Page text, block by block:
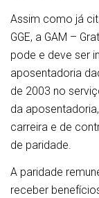
Assim como já
GGE, a GAM –
pode e deve ser
aposentadoria
de 2003 no
da
carreira e de
de paridade.
A paridade
receber